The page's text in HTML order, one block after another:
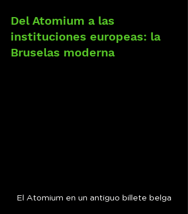
Del Atomium a las
instituciones europeas: la
Bruselas moderna
El Atomium en un antiguo billete belga